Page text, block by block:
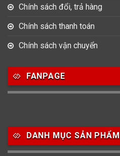
Chính sách đổi, trả hàng
Chính sách thanh toán
Chính sách vận chuyển
FANPAGE
DANH MỤC SẢN PHẨM